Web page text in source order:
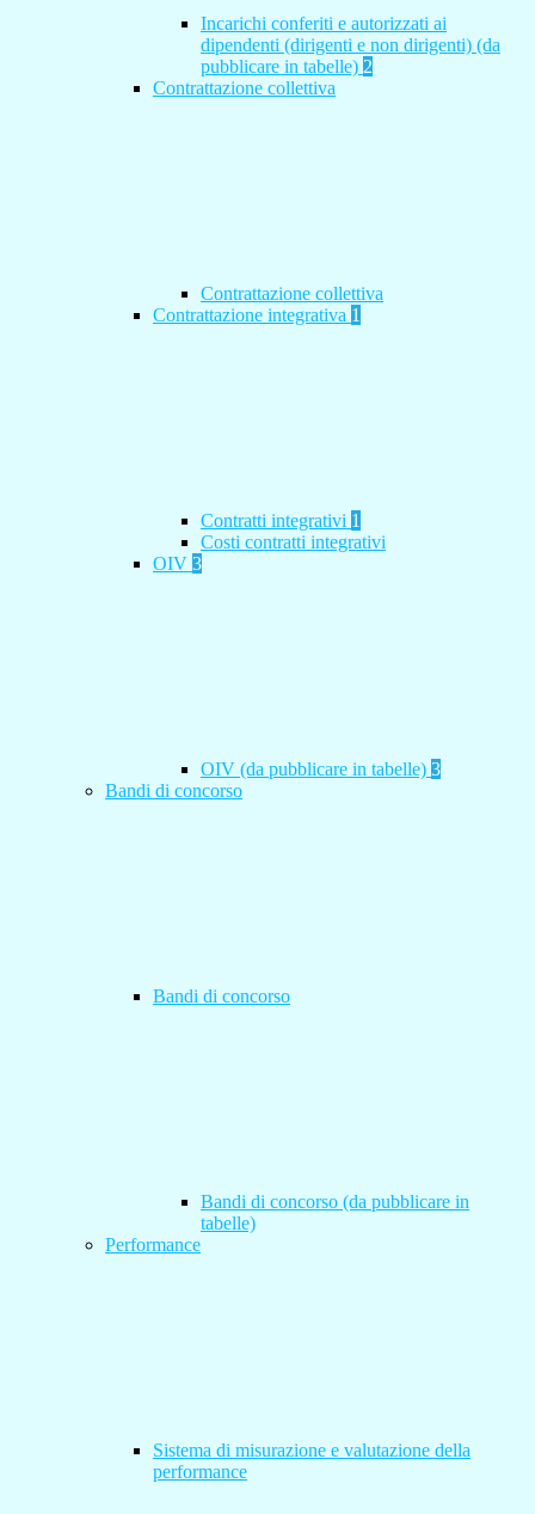
Incarichi conferiti e autorizzati ai
dipendenti (dirigenti e non dirigenti) (da
pubblicare in tabelle) 2
Contrattazione collettiva
Contrattazione collettiva
Contrattazione integrativa 1
Contratti integrativi 1
Costi contratti integrativi
OIV 3
OIV (da pubblicare in tabelle) 3
Bandi di concorso
Bandi di concorso
Bandi di concorso (da pubblicare in
tabelle)
Performance
Sistema di misurazione e valutazione della
performance